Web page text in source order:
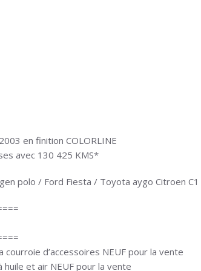
en finition COLORLINE
avec 130 425 KMS*
polo / Ford Fiesta / Toyota aygo Citroen C1
d’accessoires NEUF pour la vente
et air NEUF pour la vente